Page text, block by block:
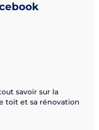
savoir sur la
toit et sa rénovation